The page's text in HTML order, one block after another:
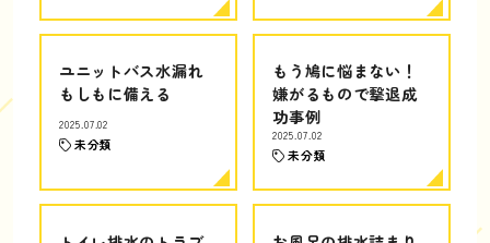
ユニットバス水漏れ
もしもに備える
2025.07.02
未分類
もう鳩に悩まない！
嫌がるもので撃退成
功事例
2025.07.02
未分類